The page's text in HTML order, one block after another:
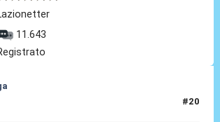
11.643
#20